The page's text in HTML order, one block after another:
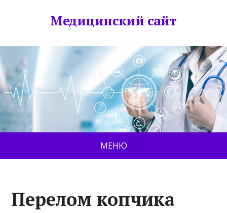
Медицинский сайт
МЕНЮ
Перелом копчика